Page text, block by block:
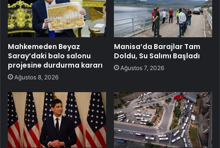
Mahkemeden Beyaz
Saray’daki balo salonu
projesine durdurma kararı
Ağustos 8, 2026
Manisa’da Barajlar Tam
Doldu, Su Salımı Başladı
Ağustos 7, 2026